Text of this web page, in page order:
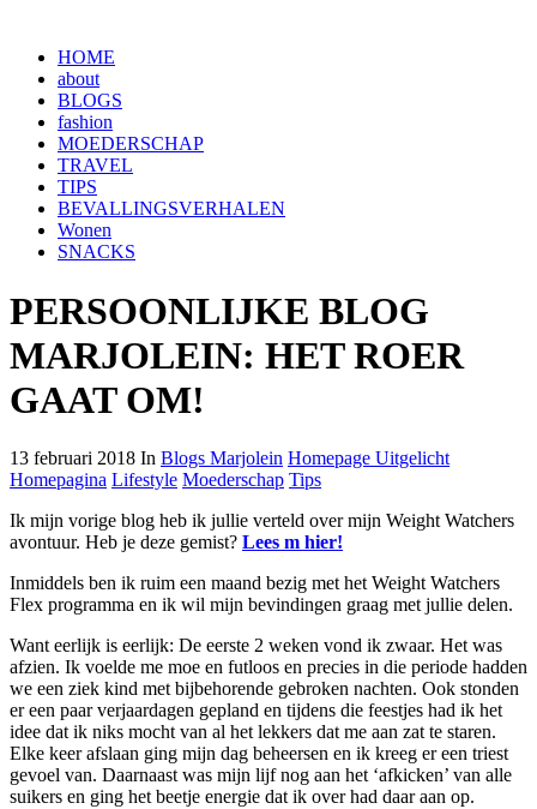
HOME
about
BLOGS
fashion
MOEDERSCHAP
TRAVEL
TIPS
BEVALLINGSVERHALEN
Wonen
SNACKS
PERSOONLIJKE BLOG
MARJOLEIN: HET ROER
GAAT OM!
13 februari 2018 In Blogs Marjolein Homepage Uitgelicht
Homepagina Lifestyle Moederschap Tips
Ik mijn vorige blog heb ik jullie verteld over mijn Weight Watchers
avontuur. Heb je deze gemist? Lees m hier!
Inmiddels ben ik ruim een maand bezig met het Weight Watchers
Flex programma en ik wil mijn bevindingen graag met jullie delen.
Want eerlijk is eerlijk: De eerste 2 weken vond ik zwaar. Het was
afzien. Ik voelde me moe en futloos en precies in die periode hadden
we een ziek kind met bijbehorende gebroken nachten. Ook stonden
er een paar verjaardagen gepland en tijdens die feestjes had ik het
idee dat ik niks mocht van al het lekkers dat me aan zat te staren.
Elke keer afslaan ging mijn dag beheersen en ik kreeg er een triest
gevoel van. Daarnaast was mijn lijf nog aan het ‘afkicken’ van alle
suikers en ging het beetje energie dat ik over had daar aan op.